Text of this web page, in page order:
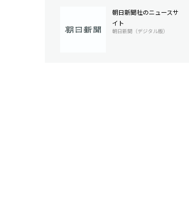
朝日新聞社のニュースサ
イト
朝日新聞（デジタル版）